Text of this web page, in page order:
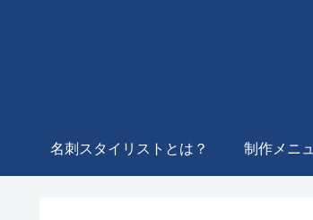
名刺スタイリストとは？ 制作メニ